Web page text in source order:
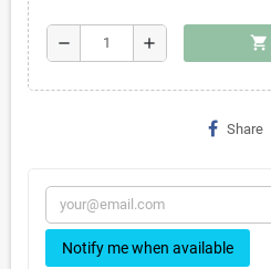
remove add shopping_cart
Share
Notify me when available